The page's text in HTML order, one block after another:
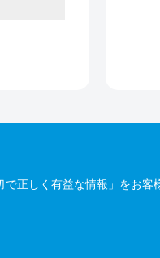
正しく有益な情報」をお客